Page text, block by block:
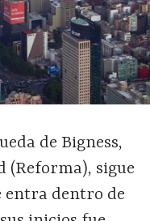
de Bigness,
(Reforma), sigue
dentro de